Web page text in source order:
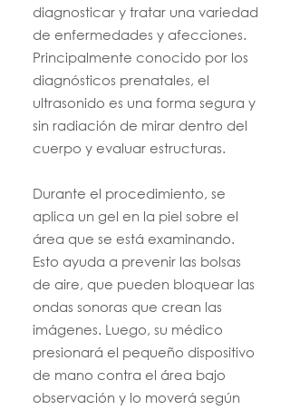
diagnosticar y tratar una variedad
de enfermedades y afecciones.
Principalmente conocido por los
diagnósticos prenatales, el
ultrasonido es una forma segura y
sin radiación de mirar dentro del
cuerpo y evaluar estructuras.
Durante el procedimiento, se
aplica un gel en la piel sobre el
área que se está examinando.
Esto ayuda a prevenir las bolsas
de aire, que pueden bloquear las
ondas sonoras que crean las
imágenes. Luego, su médico
presionará el pequeño dispositivo
de mano contra el área bajo
observación y lo moverá según